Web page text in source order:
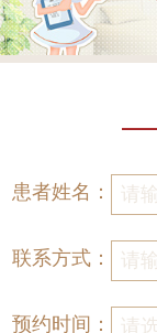
患者姓名：
联系方式：
预约时间：